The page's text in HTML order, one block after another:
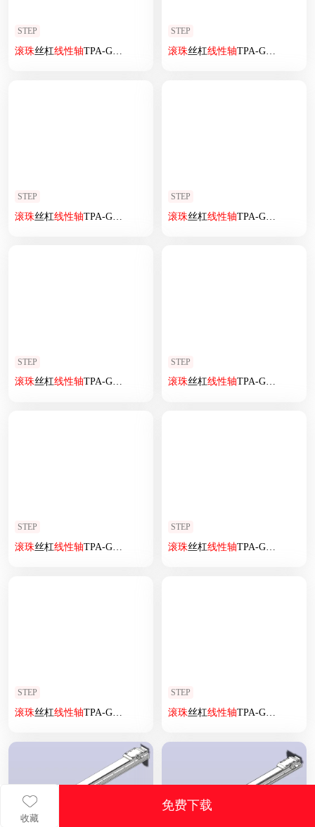
收藏
免费下载
STEP
滚珠丝杠线性轴TPA-GCRS-80-1610C-L350-ML-M20-N3
STEP
滚珠丝杠线性轴TPA-GCRS-50-1205C-L300-MR-M10-N3
STEP
滚珠丝杠线性轴TPA-GCRS-50-1205C-L250-MR-M10-N3
STEP
滚珠丝杠线性轴TPA-GCRS-50-1205C-L125-MR-M10-N3
STEP
滚珠丝杠线性轴TPA-GCRS-50-1205C-L225-ML-M10-N3
STEP
滚珠丝杠线性轴TPA-GCRS-80-1610C-L125-ML-M20-N3
STEP
滚珠丝杠线性轴TPA-GCRS-80-1610C-L375-ML-M20-N3
STEP
滚珠丝杠线性轴TPA-GCRS-50-1205C-L100-MR-M10-N3
STEP
滚珠丝杠线性轴TPA-GCRS-80-1610C-L125-M-M20-N3
STEP
滚珠丝杠线性轴TPA-GCRS-50-1205C-L225-MP-M10-N3